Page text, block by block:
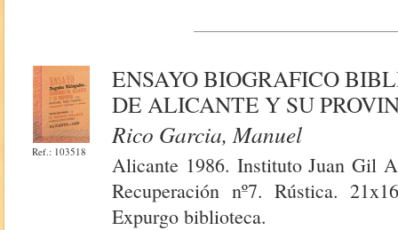
Ref.: 103518
ENSAYO BIOGRAFICO
DE ALICANTE Y SU
Rico Garcia, Manuel
Alicante 1986. Instituto Juan Gil
Recuperación nº7. Rústica.
Expurgo biblioteca.